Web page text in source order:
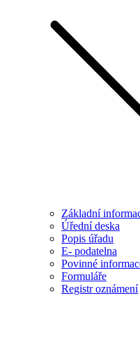
Základní
Úřední deska
Popis úřadu
E- podatelna
Povinné
Formuláře
Registr oznámení